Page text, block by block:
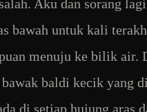
Aku dan sorang
bawah untuk kali
menuju ke bilik air.
baldi kecik yang
di setiap hujung aras